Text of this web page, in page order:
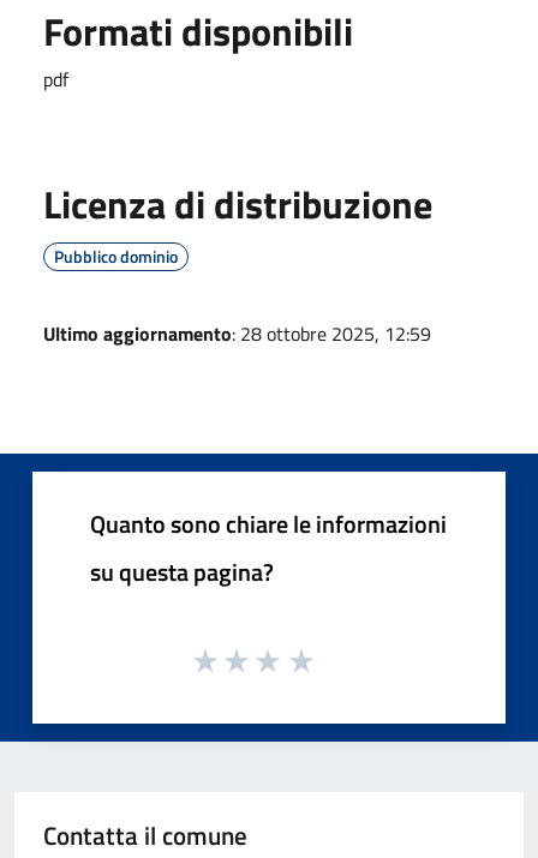
Formati disponibili
pdf
Licenza di distribuzione
Pubblico dominio
Ultimo aggiornamento: 28 ottobre 2025, 12:59
Quanto sono chiare le informazioni
su questa pagina?
Contatta il comune